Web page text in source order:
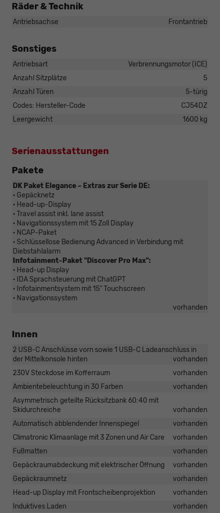
Räder & Technik
Antriebsachse Frontantrieb
Sonstiges
Antriebsart
Verbrennungsmotor (ICE)
Anzahl Sitzplätze
5
Anzahl Türen
5-türig
Codes: Hersteller-Code
CJ54DZ
Leergewicht
1600 kg
Serienausstattungen
Pakete
DK Paket Elegance – Extras zur Serie DE:
• Gepäcknetz
• Head-up-Display
• Travel assist inkl. lane assist
• Navigationssystem mit 15 Zoll Display
• NCAP-Paket
• Schlüssellose Bedienung Advanced in Verbindung mit
Diebstahlalarm
Infotainment-Paket "Discover Pro Max":
• Head-up Display
• IDA Sprachsteuerung mit ChatGPT
• Infotainmentsystem mit 15" Touchscreen
• Navigationssystem
vorhanden
Innen
2 USB-C Anschlüsse vorn sowie 1 USB-C Ladeanschluss in
der Mittelkonsole hinten
vorhanden
230V Steckdose im Kofferraum
vorhanden
Ambientebeleuchtung in 30 Farben
vorhanden
Asymmetrisch geteilte Rücksitzbank 60:40 mit
Skidurchreiche
vorhanden
Automatisch abblendender Innenspiegel
vorhanden
Climatronic Klimaanlage mit 3 Zonen und Air Care
vorhanden
Fußmatten
vorhanden
Gepäckraumabdeckung mit elektrischer Öffnung
vorhanden
Gepäckraumnetz
vorhanden
Head-up Display mit Frontscheibenprojektion
vorhanden
Induktives Laden
vorhanden